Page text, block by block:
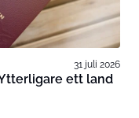
31 juli 2026
ett land